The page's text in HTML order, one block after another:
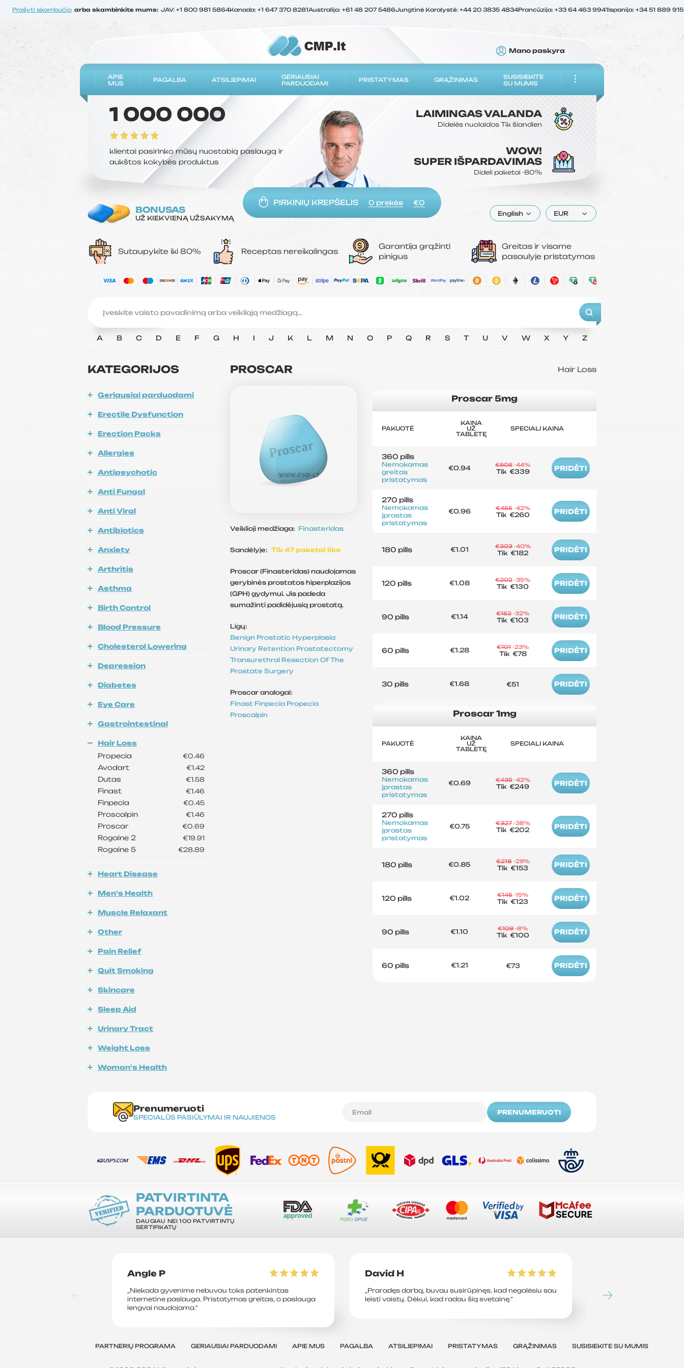
Prašyti skambučio arba skambinkite mums: JAV: +1 800 981 5864Kanada: +1 647 370 8281Australija: +61 48 207 5486Jungtinė Karalystė: +44 20 3835 4834Prancūzija: +33 64 463 9941Ispanija: +34 51 889
Mano paskyra
APIE
MUS
PAGALBA ATSILIEPIMAI
GERIAUSIAI
PARDUODAMI
PRISTATYMAS GRĄŽINIMAS
SUSISIEKITE
SU MUMIS
1 000 000
klientai pasirinko mūsų nuostabią paslaugą ir
aukštos kokybės produktus
LAIMINGASVALANDA
Didelės nuolaidos Tik šiandien
WOW!
SUPER IŠPARDAVIMAS
Dideli paketai -80%
PIRKINIŲ KREPŠELIS 0 prekės €0
BONUSAS
UŽ KIEKVIENĄ UŽSAKYMĄ
English EUR
Sutaupykite iki 80% Receptas nereikalingas
Garantija grąžinti
pinigus
Greitas ir visame
pasaulyje pristatymas
A B C D E F G H I J K L M N O P Q R S T U V W X Y Z
KATEGORIJOS
Geriausiai parduodami
Erectile Dysfunction
Erection Packs
Allergies
Antipsychotic
Anti Fungal
Anti Viral
Antibiotics
Anxiety
Arthritis
Asthma
Birth Control
Blood Pressure
Cholesterol Lowering
Depression
Diabetes
Eye Care
Gastrointestinal
Hair Loss
Propecia
€0.46
Avodart €1.42
Dutas €1.58
Finast €1.46
Finpecia €0.45
Proscalpin €1.46
Proscar €0.69
Rogaine 2 €19.91
Rogaine 5 €28.89
Heart Disease
Men's Health
Muscle Relaxant
Other
Pain Relief
Quit Smoking
Skincare
Sleep Aid
Urinary Tract
Weight Loss
Woman's Health
PROSCAR Hair Loss
Veiklioji medžiaga: Finasteridas
Sandėlyje: Tik 47 paketai liko
Proscar (Finasteridas) naudojamas
gerybinės prostatos hiperplazijos
(GPH) gydymui. Jis padeda
sumažinti padidėjusią prostatą.
Ligų:
Benign Prostatic Hyperplasia
Urinary Retention Prostatectomy
Transurethral Resection Of The
Prostate Surgery
Proscar analogai:
Finast Finpecia Propecia
Proscalpin
Proscar 5mg
PAKUOTĖ
KAINA
UŽ
TABLETĘ
SPECIALI KAINA
360 pills
Nemokamas
greitas
pristatymas
€0.94 €606 -44%
Tik €339 PRIDĖTI
270 pills
Nemokamas
įprastas
pristatymas
€0.96 €455 -42%
Tik €260 PRIDĖTI
180 pills €1.01 €303 -40%
Tik €182 PRIDĖTI
120 pills €1.08 €202 -35%
Tik €130 PRIDĖTI
90 pills €1.14 €152 -32%
Tik €103 PRIDĖTI
60 pills €1.28 €101 -23%
Tik €78 PRIDĖTI
30 pills €1.68 €51 PRIDĖTI
Proscar 1mg
PAKUOTĖ
KAINA
UŽ
TABLETĘ
SPECIALI KAINA
360 pills
Nemokamas
įprastas
pristatymas
€0.69 €435 -42%
Tik €249 PRIDĖTI
270 pills
Nemokamas
įprastas
pristatymas
€0.75 €327 -38%
Tik €202 PRIDĖTI
180 pills €0.85 €218 -29%
Tik €153 PRIDĖTI
120 pills €1.02 €145 -15%
Tik €123 PRIDĖTI
90 pills €1.10 €109 -8%
Tik €100 PRIDĖTI
60 pills €1.21 €73 PRIDĖTI
Prenumeruoti
SPECIALŪS PASIŪLYMAI IR NAUJIENOS
PRENUMERUOTI
PATVIRTINTA
PARDUOTUVĖ
DAUGIAU NEI 100 PATVIRTINTŲ
SERTIFIKATŲ
Angle P
„Niekada gyvenime nebuvau toks patenkintas
internetine paslauga. Pristatymas greitas, o paslauga
lengvai naudojama.“
David H
„Praradęs darbą, buvau susirūpinęs, kad negalėsiu sau
leisti vaistų. Dėkui, kad radau šią svetainę.“
„Tiesiog sutaupiau
perėjęs prie šios
PARTNERIŲ PROGRAMA GERIAUSIAI PARDUODAMI APIE MUS PAGALBA ATSILIEPIMAI PRISTATYMAS GRĄŽINIMAS SUSISIEKITE SU MUMIS